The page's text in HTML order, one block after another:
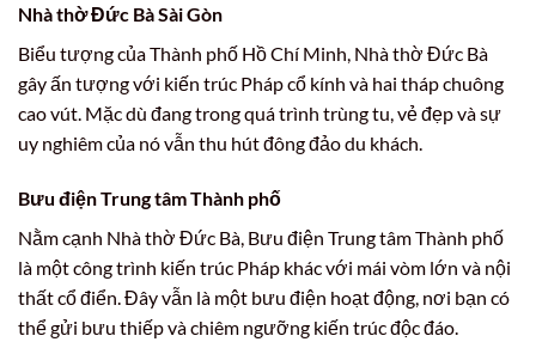
Nhà thờ Đức Bà Sài Gòn
Biểu tượng của Thành phố Hồ Chí Minh, Nhà thờ Đức Bà
gây ấn tượng với kiến trúc Pháp cổ kính và hai tháp chuông
cao vút. Mặc dù đang trong quá trình trùng tu, vẻ đẹp và sự
uy nghiêm của nó vẫn thu hút đông đảo du khách.
Bưu điện Trung tâm Thành phố
Nằm cạnh Nhà thờ Đức Bà, Bưu điện Trung tâm Thành phố
là một công trình kiến trúc Pháp khác với mái vòm lớn và nội
thất cổ điển. Đây vẫn là một bưu điện hoạt động, nơi bạn có
thể gửi bưu thiếp và chiêm ngưỡng kiến trúc độc đáo.